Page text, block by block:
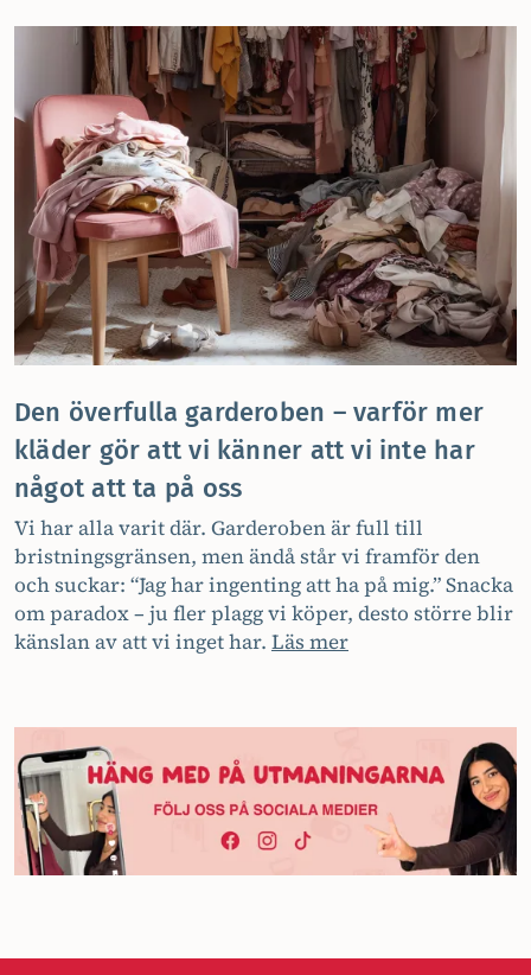
Den överfulla garderoben – varför mer
kläder gör att vi känner att vi inte har
något att ta på oss
Vi har alla varit där. Garderoben är full till
bristningsgränsen, men ändå står vi framför den
och suckar: “Jag har ingenting att ha på mig.” Snacka
om paradox – ju fler plagg vi köper, desto större blir
känslan av att vi inget har. Läs mer